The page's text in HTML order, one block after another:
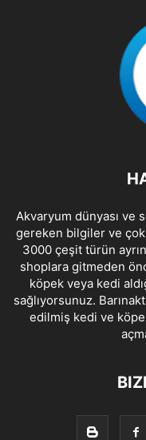
Akvaryum dünyası ve
gereken bilgiler ve çok
3000 çeşit türün
shoplara gitmeden
köpek veya kedi
sağlıyorsunuz.
edilmiş kedi ve